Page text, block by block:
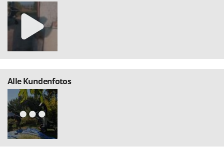
Alle Kundenfotos